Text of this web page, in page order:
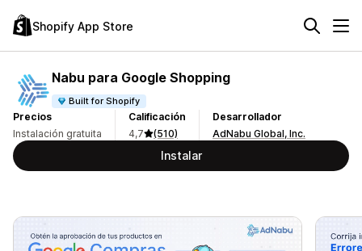
Shopify App Store
Nabu para Google Shopping
Built for Shopify
Precios
Instalación gratuita
Calificación
4,7
(510)
Desarrollador
AdNabu Global, Inc.
Instalar